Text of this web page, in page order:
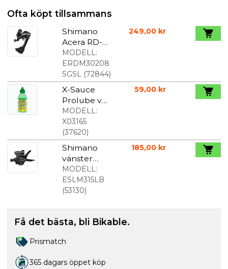
Ofta köpt tillsammans
Shimano
Acera RD-
M3020 7/8
SpeedBakv
äxel
MODELL:
ERDM30208
SGSL
(72844)
249,00 kr
X-Sauce
Prolube vax
för alla
väder 125ml
MODELL:
X03165
(37620)
59,00 kr
Shimano
vänster
MTB
växelreglag
e m. kabler
MODELL:
ESLM315LB
(53130)
185,00 kr
Få det bästa, bli Bikable.
Prismatch
365 dagars öppet köp